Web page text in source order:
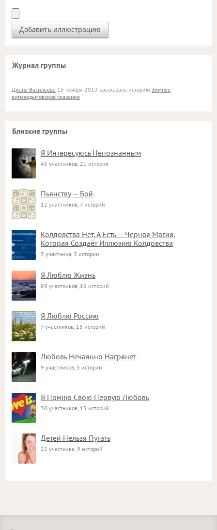
Журнал группы
Диана Васильева 15 ноября 2013 рассказала историю Зимнее
антиведьмовское сказание
Близкие группы
Я Интересуюсь Непознанным
45 участников, 21 история
Пьянству — Бой
12 участников, 7 историй
Колдовства Нет, А Есть — Чёрная Магия,
Которая Создаёт Иллюзию Колдовства
3 участника, 3 истории
Я Люблю Жизнь
89 участников, 16 историй
Я Люблю Россию
7 участников, 15 историй
Любовь Нечаянно Нагрянет
9 участников, 3 истории
Я Помню Свою Первую Любовь
30 участников, 13 историй
Детей Нельзя Пугать
22 участника, 9 историй